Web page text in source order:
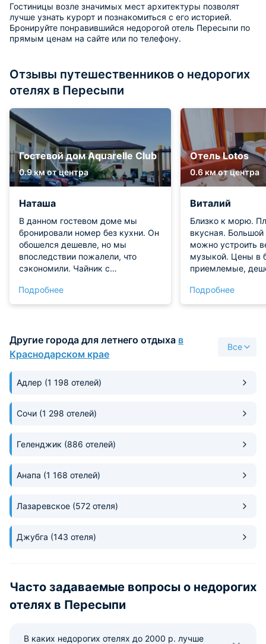
Гостиницы возле значимых мест архитектуры позволят
лучше узнать курорт и познакомиться с его историей.
Бронируйте понравившийся недорогой отель Пересыпи по
прямым ценам на сайте или по телефону.
Отзывы путешественников о недорогих
отелях в Пересыпи
Гостевой дом Aquarelle Club
0.9 км от центра
Наташа
В данном гостевом доме мы
бронировали номер без кухни. Он
обошелся дешевле, но мы
впоследствии пожалели, что
сэкономили. Чайник с
все же лучше, когда есть на чем
приготовить. К качеству номеров
минут, отлично!
Подробнее
Отель Lotos
0.6 км от центра
Виталий
Близко к морю.
вкусная.
можно устроить
музыкой. Цены в
приемлемые,
метрах уже по
Подробнее
Другие города для летнего отдыха в
Краснодарском крае
Все
Адлер (1 198 отелей)
Сочи (1 298 отелей)
Геленджик (886 отелей)
Анапа (1 168 отелей)
Лазаревское (572 отеля)
Джубга (143 отеля)
Часто задаваемые вопросы о недорогих
отелях в Пересыпи
В каких недорогих отелях до 2000 р. лучше